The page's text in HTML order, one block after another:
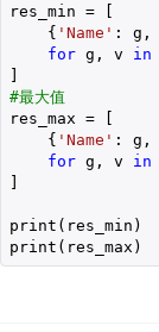
res_min = [
    {
'Name' : g,
for g, v in
#最大值
res_max = [
    {
'Name' : g,
for g, v in
]
print(res_min)
print(res_max)